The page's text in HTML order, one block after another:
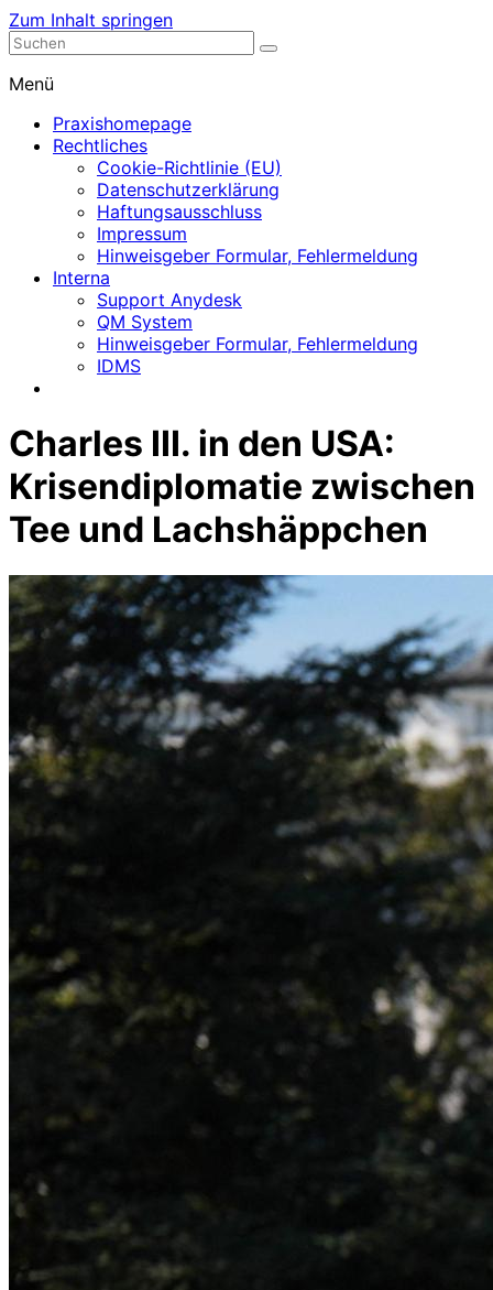
Zum Inhalt springen
Nephrologische Praxis mit Dialyse
Menü
Praxishomepage
Rechtliches
Cookie-Richtlinie (EU)
Datenschutzerklärung
Haftungsausschluss
Impressum
Hinweisgeber Formular, Fehlermeldung
Interna
Support Anydesk
QM System
Hinweisgeber Formular, Fehlermeldung
IDMS
Charles III. in den USA:
Krisendiplomatie zwischen
Tee und Lachshäppchen